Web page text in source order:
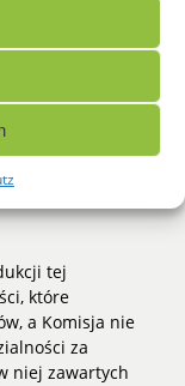
tej
które
a Komisja nie
za
niej zawartych